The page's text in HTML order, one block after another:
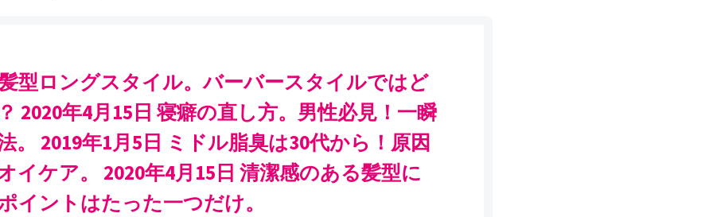
型ロングスタイル。バーバースタイルではど
2020年4月15日 寝癖の直し方。男性必見！一瞬
。 2019年1月5日 ミドル脂臭は30代から！原因
イケア。 2020年4月15日 清潔感のある髪型に
イントはたった一つだけ。